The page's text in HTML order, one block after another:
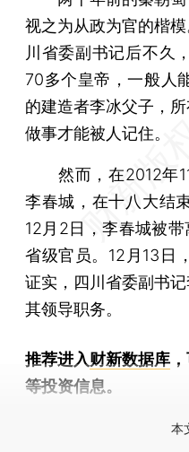
视之为从政为官的楷
川省委副书记后不久
70多个皇帝，一般人
的建造者李冰父子，
做事才能被人记住。
然而，在2012年11
李春城，在十八大结
12月2日，李春城被
省级官员。12月13日
证实，四川省委副书
其领导职务。
推荐进入财新数据库
等投资信息。
本